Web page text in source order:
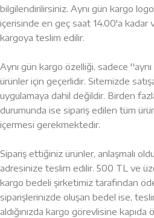
bilgilendirilirsiniz. Aynı gün kargo
içerisinde en geç saat 14.00'a kadar
kargoya teslim edilir.
Aynı gün kargo özelliği, sadece
ürünler için geçerlidir. Sitemizde
uygulamaya dahil değildir. Birden
durumunda ise sipariş edilen tüm
içermesi gerekmektedir.
Sipariş ettiğiniz ürünler, anlaşmalı
adresinize teslim edilir. 500 TL ve
kargo bedeli şirketimiz tarafından
siparişlerinizde oluşan bedel ise,
aldığınızda kargo görevlisine kapıda